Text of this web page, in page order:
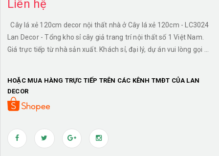
Liên hệ
Cây lá xẻ 120cm decor nội thất nhà ở Cây lá xẻ 120cm - LC3024
Lan Decor - Tổng kho sỉ cây giả trang trí nội thất số 1 Việt Nam.
Giá trực tiếp từ nhà sản xuất. Khách sỉ, đại lý, dự án vui lòng gọi số
Cây lá xẻ kết hợp cùng cách decor độc đáo mang đến không gian
mới lạ bắt mắt
HOẶC MUA HÀNG TRỰC TIẾP TRÊN CÁC KÊNH TMĐT CỦA LAN
DECOR